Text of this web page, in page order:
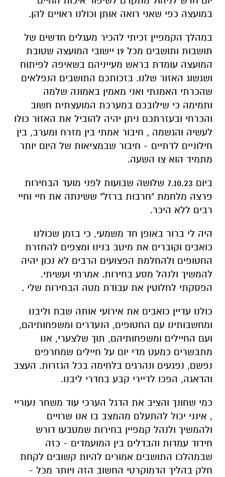
במועצה כפי שאני רואה אותן וכולנו ראויים להן.
במהלך הקמפיין זכיתי להכיר מעגלים חדשים של
תושבות ותושבים מכל 19 יישובי המועצה שטובת
המועצה עומדת בראש מעייניהם בשאיפה לפיתוח
ושגשוג האזור שלנו. בזכותכם התושבים הנפלאים
שהכרתי האמנתי ואני מאמין באמונה שלמה
ותמימה כי שילובכם במערכת המועצתית חשוב
והכרחי ובעזרתכם ניתן יהיה להוביל את האזור כולו
לעשיה והגשמה , חיבור אמתי בין מזרח ומערב, בין
חילוניים לדתיים - חיבור שבמציאות של היום יותר
מתמיד הוא צו השעה.
ביום 7.10.23 שלושה שבועות לפני מועד הבחירות
פרצה מלחמת "חרבות ברזל" ששינתה את חיי וחיי
רבים ללא היכר.
היה לי ברור באופן חד משמעי, כי בזמן שכולנו
כואבים וקוברים את מיטב בנינו ומצפים להחזרת
החטופים ולהחלמת הפצועים הרבים לא נכון יהיה
להמשיך ולנהל מסע בחירות. אמרתי ועשיתי.
הפסקתי לחלוטין את עבודת מטה הבחירות שלי .
כולנו עדיין כואבים את אירועי אותה שבת וליבנו
ומחשבותינו עם החטופים, הנעדרים ומשפחותיהם,
ועם החיילים ומשפחותיהם, תוך שלצערי, אנו
מתבשרים כמעט מדי יום על חיילים שמחרפים
נפשם, נפגעים ונהרגים בלחימה בכל הגזרות. העצב
והדאגה, הפכו לדיירי קבע בחדרי ליבנו.
כמי שחונך והציב את הדגל הערכי עוד משחר נעוריי
, אינני יכול להתעלם מהמצב בו אנו שרויים
ולהמשיך ולנהל קמפיין בחירות שמטבעו דורש
חידוד עמדות והבדלים בין המועמדים - כזה
שבמהלכו התושבים אמורים להיות קשובים לקחת
חלק בהליך הדמוקרטי החשוב הזה ויותר מכל -